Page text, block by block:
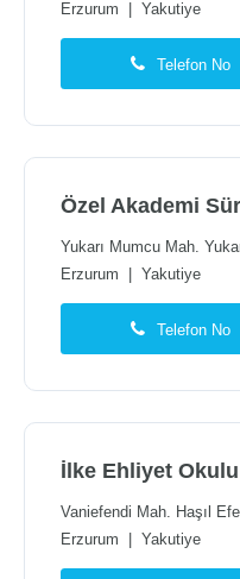
Erzurum
Yakutiye
Telefon No
Özel Akademi
Yukarı Mumcu Mah.
Erzurum
Yakutiye
Telefon No
İlke Ehliyet Okulu
Vaniefendi Mah. Haşıl
Erzurum
Yakutiye